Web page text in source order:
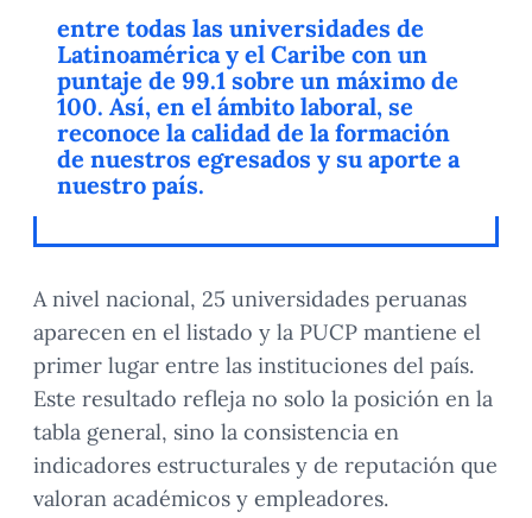
entre todas las universidades de
Latinoamérica y el Caribe con un
puntaje de 99.1 sobre un máximo de
100. Así, en el ámbito laboral, se
reconoce la calidad de la formación
de nuestros egresados y su aporte a
nuestro país.
A nivel nacional, 25 universidades peruanas
aparecen en el listado y la PUCP mantiene el
primer lugar entre las instituciones del país.
Este resultado refleja no solo la posición en la
tabla general, sino la consistencia en
indicadores estructurales y de reputación que
valoran académicos y empleadores.